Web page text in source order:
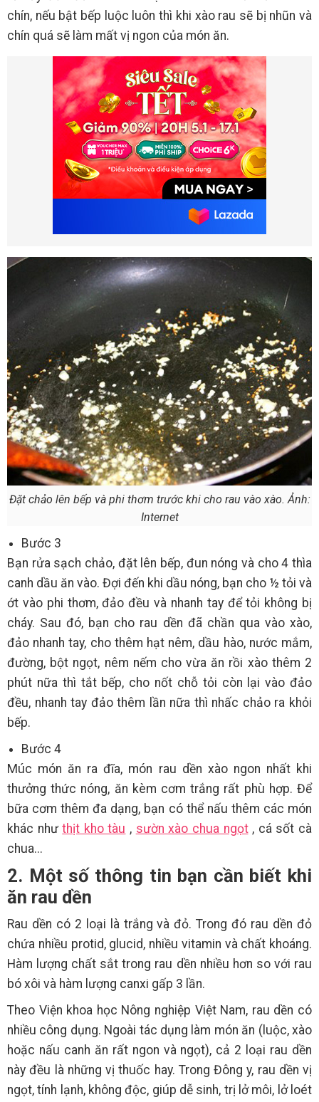
chín, nếu bật bếp luộc luôn thì khi xào rau sẽ bị nhũn và
chín quá sẽ làm mất vị ngon của món ăn.
Đặt chảo lên bếp và phi thơm trước khi cho rau vào xào. Ảnh:
Internet
Bước 3
Bạn rửa sạch chảo, đặt lên bếp, đun nóng và cho 4 thìa
canh dầu ăn vào. Đợi đến khi dầu nóng, bạn cho ½ tỏi và
ớt vào phi thơm, đảo đều và nhanh tay để tỏi không bị
cháy. Sau đó, bạn cho rau dền đã chần qua vào xào,
đảo nhanh tay, cho thêm hạt nêm, dầu hào, nước mắm,
đường, bột ngọt, nêm nếm cho vừa ăn rồi xào thêm 2
phút nữa thì tắt bếp, cho nốt chỗ tỏi còn lại vào đảo
đều, nhanh tay đảo thêm lần nữa thì nhấc chảo ra khỏi
bếp.
Bước 4
Múc món ăn ra đĩa, món rau dền xào ngon nhất khi
thưởng thức nóng, ăn kèm cơm trắng rất phù hợp. Để
bữa cơm thêm đa dạng, bạn có thể nấu thêm các món
khác nhưthịt kho tàu , sườn xào chua ngọt, cá sốt cà
chua...
2. Một số thông tin bạn cần biết khi
ăn rau dền
Rau dền có 2 loại là trắng và đỏ. Trong đó rau dền đỏ
chứa nhiều protid, glucid, nhiều vitamin và chất khoáng.
Hàm lượng chất sắt trong rau dền nhiều hơn so với rau
bó xôi và hàm lượng canxi gấp 3 lần.
Theo Viện khoa học Nông nghiệp Việt Nam, rau dền có
nhiều công dụng. Ngoài tác dụng làm món ăn (luộc, xào
hoặc nấu canh ăn rất ngon và ngọt), cả 2 loại rau dền
này đều là những vị thuốc hay. Trong Đông y, rau dền vị
ngọt, tính lạnh, không độc, giúp dễ sinh, trị lở môi, lở loét